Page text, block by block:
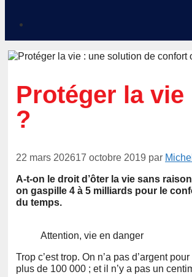
Protéger la
?
22 mars 202617 octobre 2019 par
A-t-on le droit d’ôter la vie sans
on gaspille 4 à 5 milliards pour le
du temps.
Attention, vie en danger
Trop c’est trop. On n’a pas d’argent
plus de 100 000 ; et il n’y a pas un